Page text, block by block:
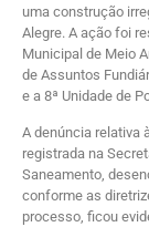
uma construção
Alegre. A ação foi
Municipal de Meio
de Assuntos
e a 8ª Unidade de
A denúncia relativa
registrada na
Saneamento,
conforme as
processo, ficou